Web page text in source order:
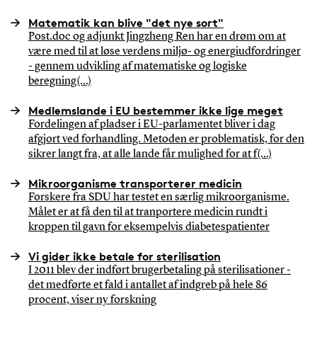
Matematik kan blive "det nye sort"
Post.doc og adjunkt Jingzheng Ren har en drøm om at
være med til at løse verdens miljø- og energiudfordringer
- gennem udvikling af matematiske og logiske
beregning(...)
Medlemslande i EU bestemmer ikke lige meget
Fordelingen af pladser i EU-parlamentet bliver i dag
afgjort ved forhandling. Metoden er problematisk, for den
sikrer langt fra, at alle lande får mulighed for at f(...)
Mikroorganisme transporterer medicin
Forskere fra SDU har testet en særlig mikroorganisme.
Målet er at få den til at tranportere medicin rundt i
kroppen til gavn for eksempelvis diabetespatienter
Vi gider ikke betale for sterilisation
I 2011 blev der indført brugerbetaling på sterilisationer -
det medførte et fald i antallet af indgreb på hele 86
procent, viser ny forskning